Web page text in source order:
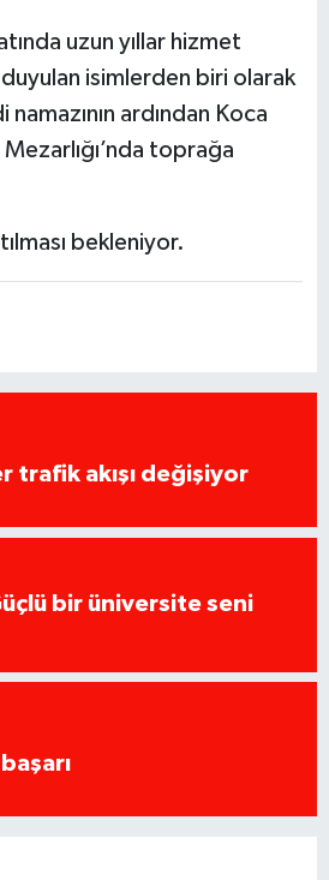
uzun yıllar hizmet
isimlerden biri olarak
ardından Koca
Mezarlığı’nda toprağa
bekleniyor.
trafik akışı değişiyor
bir üniversite seni